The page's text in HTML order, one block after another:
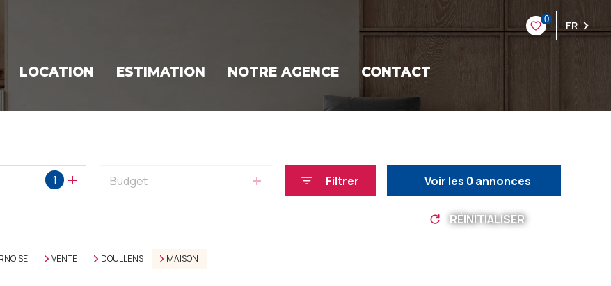
0 FR
LOCATION ESTIMATION NOTRE AGENCE CONTACT
1 Budget Filtrer Voir les 0 annonces
RÉINITIALISER
VENTE DOULLENS MAISON